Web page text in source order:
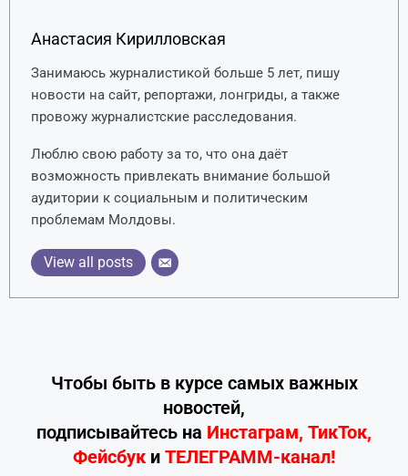
Анастасия Кирилловская
Занимаюсь журналистикой больше 5 лет, пишу
новости на сайт, репортажи, лонгриды, а также
провожу журналистские расследования.
Люблю свою работу за то, что она даёт
возможность привлекать внимание большой
аудитории к социальным и политическим
проблемам Молдовы.
View all posts
Чтобы быть в курсе самых важных
новостей,
подписывайтесь на Инстаграм, ТикТок,
Фейсбук и ТЕЛЕГРАММ-канал!